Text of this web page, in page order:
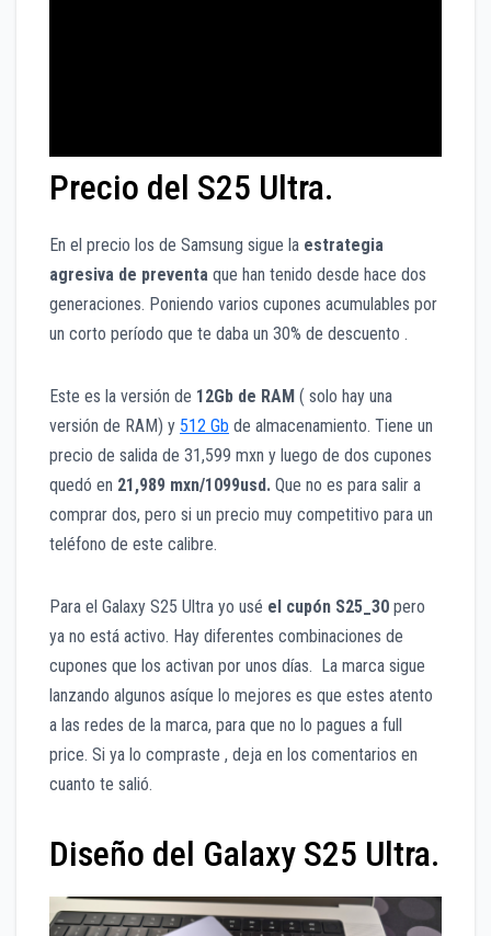
Precio del S25 Ultra.
En el precio los de Samsung sigue la estrategia
agresiva de preventa que han tenido desde hace dos
generaciones. Poniendo varios cupones acumulables por
un corto período que te daba un 30% de descuento .
Este es la versión de 12Gb de RAM ( solo hay una
versión de RAM) y 512 Gb de almacenamiento. Tiene un
precio de salida de 31,599 mxn y luego de dos cupones
quedó en 21,989 mxn/1099usd. Que no es para salir a
comprar dos, pero si un precio muy competitivo para un
teléfono de este calibre.
Para el Galaxy S25 Ultra yo usé el cupón S25_30 pero
ya no está activo. Hay diferentes combinaciones de
cupones que los activan por unos días. La marca sigue
lanzando algunos asíque lo mejores es que estes atento
a las redes de la marca, para que no lo pagues a full
price. Si ya lo compraste , deja en los comentarios en
cuanto te salió.
Diseño del Galaxy S25 Ultra.